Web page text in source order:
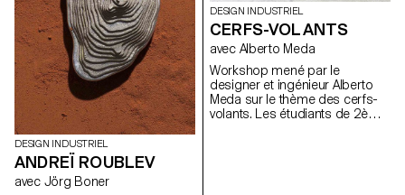
l'ECAL/Ecole cantonale d'art de
Lausanne, Suisse, lors d’une
semaine de d’atelier aux
Jardins de Métis, sous la
direction du designer
helvétique Adrien Rovero.
Photos ECAL/Nicolas Haeni
DESIGN INDUSTRIEL
ANDREÏ ROUBLEV
avec Jörg Boner
DESIGN INDUSTRIEL
CERFS-VOLANTS
avec Alberto Meda
Workshop mené par le
designer et ingénieur Alberto
Meda sur le thème des cerfs-
volants. Les étudiants de 2ème